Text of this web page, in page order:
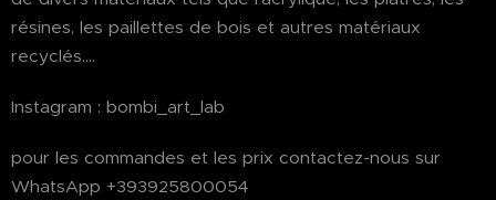
résines, les paillettes de bois et autres matériaux
recyclés....
Instagram : bombi_art_lab
pour les commandes et les prix contactez-nous sur
WhatsApp +393925800054